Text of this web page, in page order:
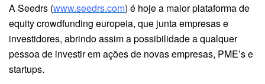
A Seedrs (www.seedrs.com) é hoje a maior plataforma de
equity crowdfunding europeia, que junta empresas e
investidores, abrindo assim a possibilidade a qualquer
pessoa de investir em ações de novas empresas, PME’s e
startups.